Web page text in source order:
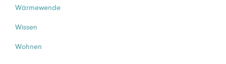
Wärmewende
Wissen
Wohnen